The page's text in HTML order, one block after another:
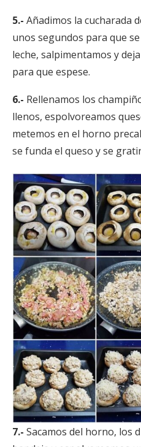
5.- Añadimos la cucharada
unos segundos para que
leche, salpimentamos y
para que espese.
6.- Rellenamos los
llenos, espolvoreamos
metemos en el horno
se funda el queso y se
7.- Sacamos del horno, los